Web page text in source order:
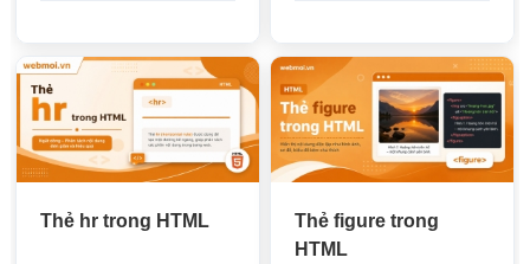
vàng
Thẻ hr trong HTML
Thẻ figure trong
HTML